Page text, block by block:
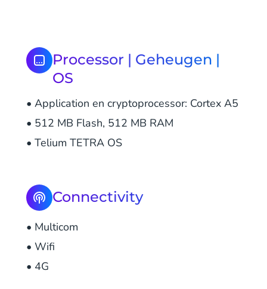
Processor | Geheugen |
OS
• Application en cryptoprocessor: Cortex A5
• 512 MB Flash, 512 MB RAM
• Telium TETRA OS
Connectivity
• Multicom
• Wifi
• 4G